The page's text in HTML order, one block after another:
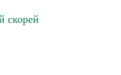
скорей